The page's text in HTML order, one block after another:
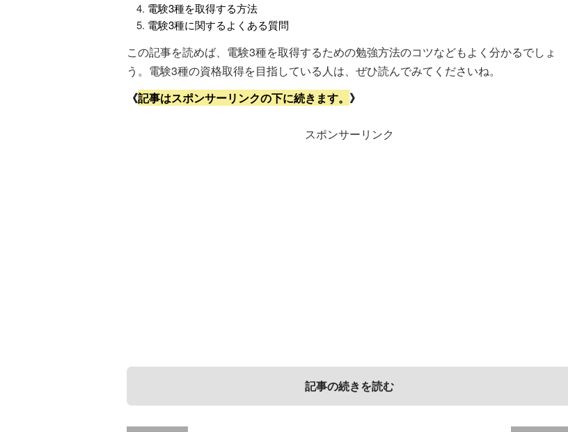
電験3種を取得する方法
電験3種に関するよくある質問
この記事を読めば、電験3種を取得するための勉強方法のコツなどもよく分かるでしょ
う。電験3種の資格取得を目指している人は、ぜひ読んでみてくださいね。
《記事はスポンサーリンクの下に続きます。 》
スポンサーリンク
記事の続きを読む